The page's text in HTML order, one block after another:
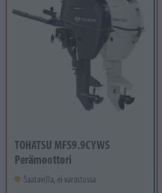
TOHATSU MFS9.9CYWS
Perämoottori
Saatavilla, ei varastossa